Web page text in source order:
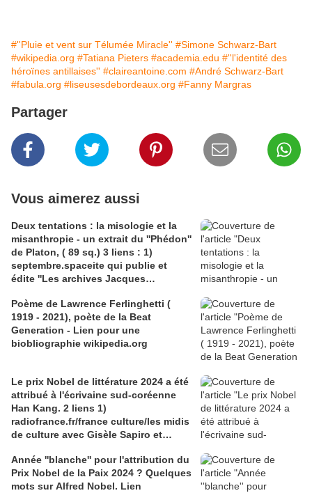
#''Pluie et vent sur Télumée Miracle'' #Simone Schwarz-Bart
#wikipedia.org #Tatiana Pieters #academia.edu #''l'identité des
héroïnes antillaises'' #claireantoine.com #André Schwarz-Bart
#fabula.org #liseusesdebordeaux.org #Fanny Margras
Partager
Vous aimerez aussi
Deux tentations : la misologie et la
misanthropie - un extrait du ''Phédon''
de Platon, ( 89 sq.) 3 liens : 1)
septembre.spaceite qui publie et
édite ''Les archives Jacques
article de Simone Manon sur Kant et
''la tentation de la misologie''; 3)
claireantoine.com, Eloge de Roger
Bastide et de l'otium philosophicum,
Poème de Lawrence Ferlinghetti (
1919 - 2021), poète de la Beat
Generation - Lien pour une
biobliographie wikipedia.org
Le prix Nobel de littérature 2024 a été
attribué à l'écrivaine sud-coréenne
Han Kang. 2 liens 1)
radiofrance.fr/france culture/les midis
de culture avec Gisèle Sapiro et
pour une bio-bibliographie de Han
Kang
Année ''blanche'' pour l'attribution du
Prix Nobel de la Paix 2024 ? Quelques
mots sur Alfred Nobel. Lien